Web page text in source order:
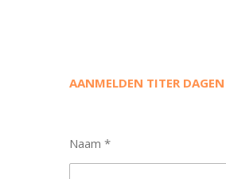
AANMELDEN TITER DAGEN
Naam *